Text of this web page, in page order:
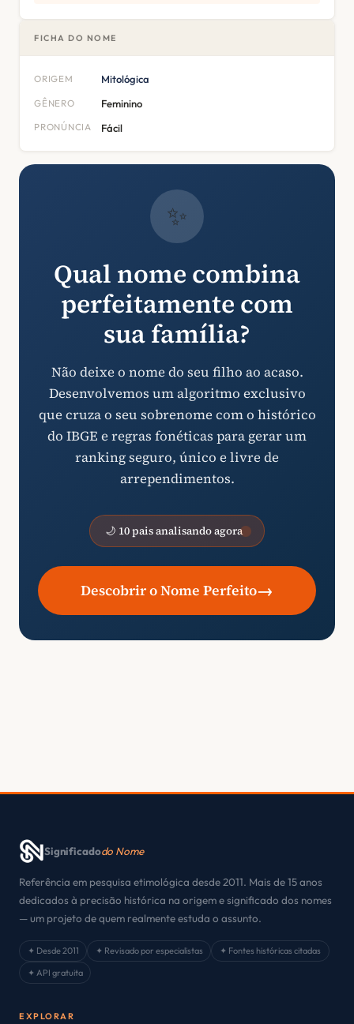
FICHA DO NOME
ORIGEM Mitológica
GÊNERO Feminino
PRONÚNCIA Fácil
✨
Qual nome combina
perfeitamente com
sua família?
Não deixe o nome do seu filho ao acaso.
Desenvolvemos um algoritmo exclusivo
que cruza o seu sobrenome com o histórico
do IBGE e regras fonéticas para gerar um
ranking seguro, único e livre de
arrependimentos.
🌙 10 pais analisando agora
Descobrir o Nome Perfeito→
Significadodo Nome
Referência em pesquisa etimológica desde 2011. Mais de 15 anos
dedicados à precisão histórica na origem e significado dos nomes
— um projeto de quem realmente estuda o assunto.
✦ Desde 2011 ✦ Revisado por especialistas
✦ Fontes históricas citadas
✦ API gratuita
EXPLORAR